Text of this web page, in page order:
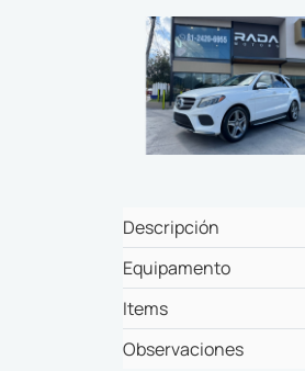
Descripción
Equipamento
Items
Observaciones